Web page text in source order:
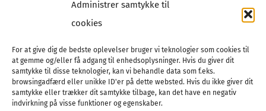
Administrer samtykke til
cookies
For at give dig de bedste oplevelser bruger vi teknologier som cookies til
at gemme og/eller få adgang til enhedsoplysninger. Hvis du giver dit
samtykke til disse teknologier, kan vi behandle data som f.eks.
browsingadfærd eller unikke ID'er på dette websted. Hvis du ikke giver dit
samtykke eller trækker dit samtykke tilbage, kan det have en negativ
indvirkning på visse funktioner og egenskaber.
Tel :89 88 13 90
E-post:info@nordicbridalmedia.com
Nordic Bridal Media